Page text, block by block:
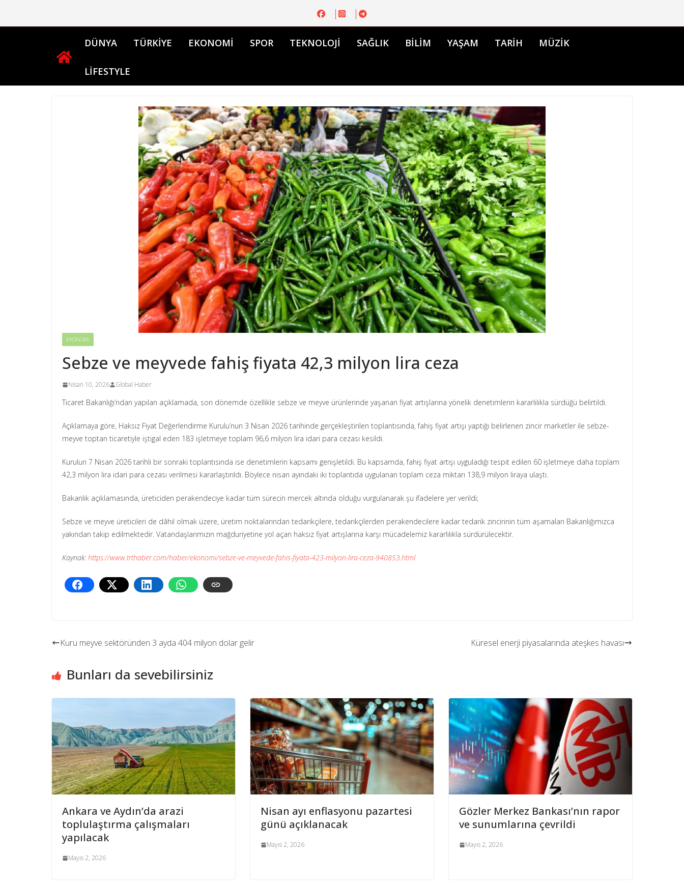
DÜNYA TÜRKİYE EKONOMİ SPOR TEKNOLOJİ SAĞLIK BİLİM YAŞAM TARİH MÜZİK
LİFESTYLE
EKONOMİ
Sebze ve meyvede fahiş fiyata 42,3 milyon lira ceza
Nisan 10, 2026 Global Haber
Ticaret Bakanlığı’ndan yapılan açıklamada, son dönemde özellikle sebze ve meyve ürünlerinde yaşanan fiyat artışlarına yönelik denetimlerin kararlılıkla sürdüğü belirtildi.
Açıklamaya göre, Haksız Fiyat Değerlendirme Kurulu’nun 3 Nisan 2026 tarihinde gerçekleştirilen toplantısında, fahiş fiyat artışı yaptığı belirlenen zincir marketler ile sebze-
meyve toptan ticaretiyle iştigal eden 183 işletmeye toplam 96,6 milyon lira idari para cezası kesildi.
Kurulun 7 Nisan 2026 tarihli bir sonraki toplantısında ise denetimlerin kapsamı genişletildi. Bu kapsamda, fahiş fiyat artışı uyguladığı tespit edilen 60 işletmeye daha toplam
42,3 milyon lira idari para cezası verilmesi kararlaştırıldı. Böylece nisan ayındaki iki toplantıda uygulanan toplam ceza miktarı 138,9 milyon liraya ulaştı.
Bakanlık açıklamasında, üreticiden perakendeciye kadar tüm sürecin mercek altında olduğu vurgulanarak şu ifadelere yer verildi;
Sebze ve meyve üreticileri de dâhil olmak üzere, üretim noktalarından tedarikçilere, tedarikçilerden perakendecilere kadar tedarik zincirinin tüm aşamaları Bakanlığımızca
yakından takip edilmektedir. Vatandaşlarımızın mağduriyetine yol açan haksız fiyat artışlarına karşı mücadelemiz kararlılıkla sürdürülecektir.
Kaynak: https://www.trthaber.com/haber/ekonomi/sebze-ve-meyvede-fahis-fiyata-423-milyon-lira-ceza-940853.html
Kuru meyve sektöründen 3 ayda 404 milyon dolar gelir Küresel enerji piyasalarında ateşkes havası
Bunları da sevebilirsiniz
Ankara ve Aydın’da arazi
toplulaştırma çalışmaları
yapılacak
Mayıs 2, 2026
Nisan ayı enflasyonu pazartesi
günü açıklanacak
Mayıs 2, 2026
Gözler Merkez Bankası’nın rapor
ve sunumlarına çevrildi
Mayıs 2, 2026